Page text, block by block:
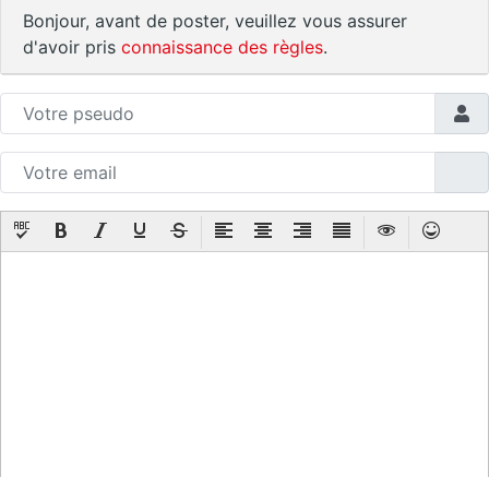
Bonjour, avant de poster, veuillez vous assurer
d'avoir pris connaissance des règles.